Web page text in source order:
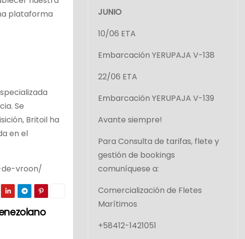
plataforma
Se
Britoil ha
en el
vroon/
JUNIO
10/06 ETA
Embarcación YERUPAJA V-138
22/06 ETA
Embarcación YERUPAJA V-139
Avante siempre!
Para Consulta de tarifas, flete y
gestión de bookings
comuníquese a:
Comercialización de Fletes
Marítimos
+58412-1421051